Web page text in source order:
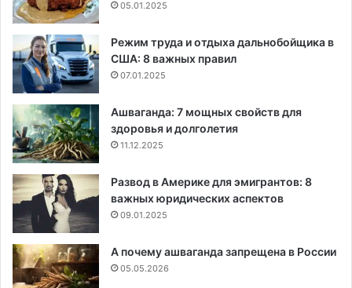
05.01.2025
Режим труда и отдыха дальнобойщика в
США: 8 важных правил
07.01.2025
Ашваганда: 7 мощных свойств для
здоровья и долголетия
11.12.2025
Развод в Америке для эмигрантов: 8
важных юридических аспектов
09.01.2025
А почему ашваганда запрещена в России
05.05.2026